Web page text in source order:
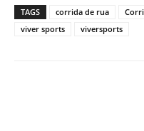
TAGS corrida de rua
viver sports
viversports